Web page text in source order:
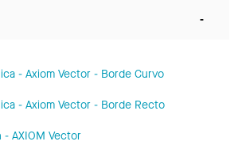
-
- Axiom Vector - Borde Curvo
- Axiom Vector - Borde Recto
- AXIOM Vector